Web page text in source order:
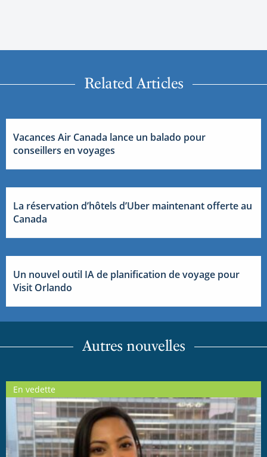
Related Articles
Vacances Air Canada lance un balado pour
conseillers en voyages
La réservation d’hôtels d’Uber maintenant offerte au
Canada
Un nouvel outil IA de planification de voyage pour
Visit Orlando
Autres nouvelles
En vedette